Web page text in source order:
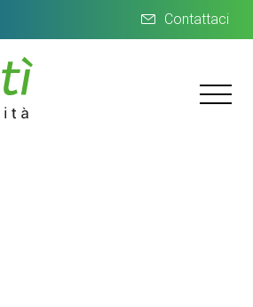
Contattaci